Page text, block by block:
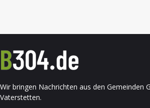
Wir bringen Nachrichten aus den Gemeinden
Vaterstetten.